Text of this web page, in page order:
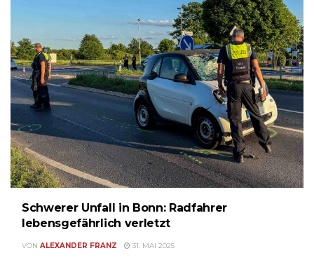
Schwerer Unfall in Bonn: Radfahrer
lebensgefährlich verletzt
VON ALEXANDER FRANZ 31. MAI 2025